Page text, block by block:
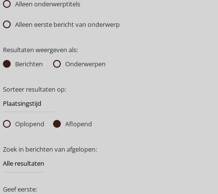
Alleen onderwerptitels
Alleen eerste bericht van onderwerp
Resultaten weergeven als:
Berichten
Onderwerpen
Sorteer resultaten op:
Oplopend Aflopend
Zoek in berichten van afgelopen:
Geef eerste: